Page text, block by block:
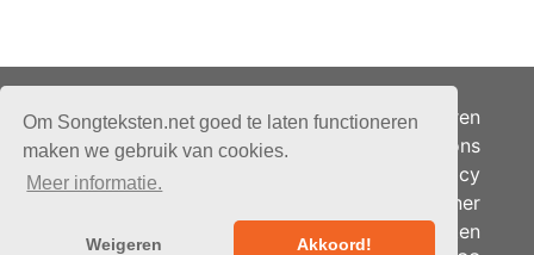
Om Songteksten.net goed te laten functioneren
maken we gebruik van cookies.
Meer informatie.
Weigeren Akkoord!
Alle rechten voorbehouden.
Adverteren
Over ons
Je privacy
Partner
Berichten